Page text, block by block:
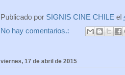
Publicado por SIGNIS CINE CHILE el
No hay comentarios.:
viernes, 17 de abril de 2015